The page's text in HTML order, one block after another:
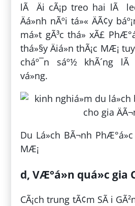
lÃ Äi cÃ¡p treo hai lÃ leo
Äá»nh nÃºi tá»« ÄÃ¢y
má»t gÃ³c thá» xÃ£
thá»§y Äiá»n thÃ¡c MÆ¡
cháº¯n sáº½ khÃ´ng
vá»ng.
Du Lá»ch BÃ¬nh PhÆ°á»c
MÆ¡
d, VÆ°á»n quá»c gia
CÃ¡ch trung tÃ¢m SÃ i